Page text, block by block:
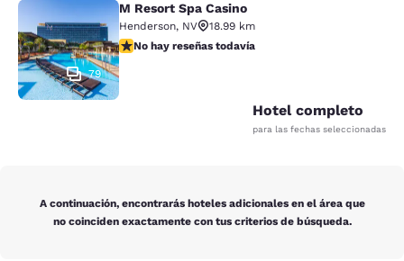
M Resort Spa Casino
79
M Resort Spa Casino
Henderson, NV
18.99 km
No hay reseñas todavía
No hay reseñas todavía
Hotel completo
para las fechas seleccionadas
A continuación, encontrarás hoteles adicionales en el área que
no coinciden exactamente con tus criterios de búsqueda.